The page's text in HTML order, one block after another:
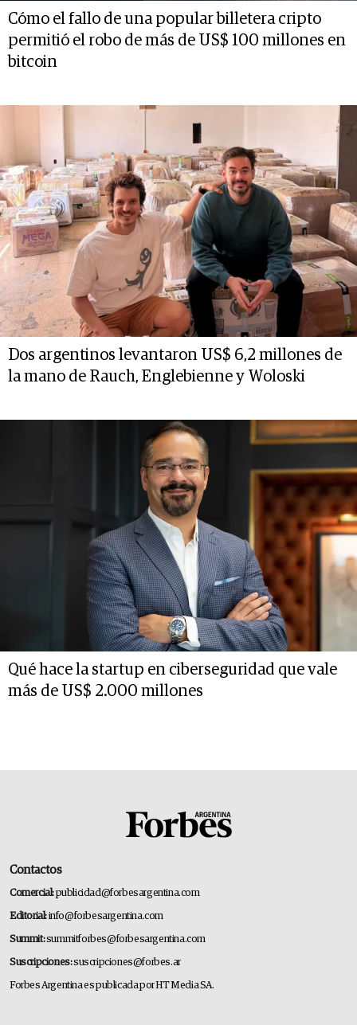
Cómo el fallo de una popular billetera cripto
permitió el robo de más de US$ 100 millones en
bitcoin
Dos argentinos levantaron US$ 6,2 millones de
la mano de Rauch, Englebienne y Woloski
Qué hace la startup en ciberseguridad que vale
más de US$ 2.000 millones
Contactos
Comercial:publicidad@forbesargentina.com
Editorial:info@forbesargentina.com
Summit:summitforbes@forbesargentina.com
Suscripciones:suscripciones@forbes.ar
Forbes Argentina es publicada por HT Media SA.